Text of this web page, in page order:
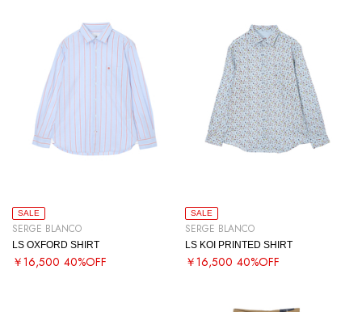
SALE
SERGE BLANCO
LS OXFORD SHIRT
￥16,500 40%OFF
SALE
SERGE BLANCO
LS KOI PRINTED SHIRT
￥16,500 40%OFF